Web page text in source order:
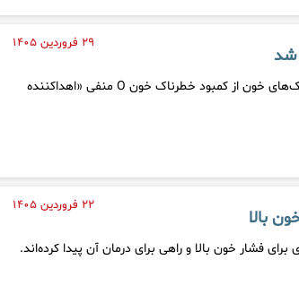
۲۹ فروردین ۱۴۰۵
شد
یک مطالعه جدید هشدار می‌دهد که بانک‌های خون از کمبود خطرناک خون O منفی «اهداکننده
۲۲ فروردین ۱۴۰۵
بالا
فشار خون بالا و راهی برای درمان آن پیدا کرده‌اند.